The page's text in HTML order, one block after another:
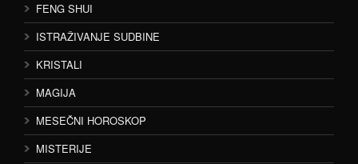
FENG SHUI
ISTRAŽIVANJE SUDBINE
KRISTALI
MAGIJA
MESEČNI HOROSKOP
MISTERIJE